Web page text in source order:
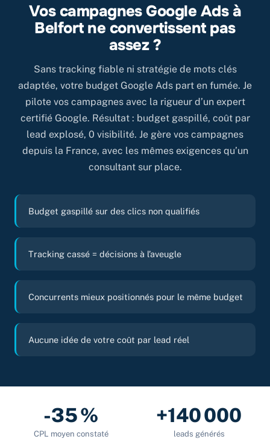
Vos campagnes Google Ads à
Belfort ne convertissent pas
assez ?
Sans tracking fiable ni stratégie de mots clés
adaptée, votre budget Google Ads part en fumée. Je
pilote vos campagnes avec la rigueur d’un expert
certifié Google. Résultat : budget gaspillé, coût par
lead explosé, 0 visibilité. Je gère vos campagnes
depuis la France, avec les mêmes exigences qu’un
consultant sur place.
Budget gaspillé sur des clics non qualifiés
Tracking cassé = décisions à l’aveugle
Concurrents mieux positionnés pour le même budget
Aucune idée de votre coût par lead réel
-35 %
CPL moyen constaté
+140 000
leads générés